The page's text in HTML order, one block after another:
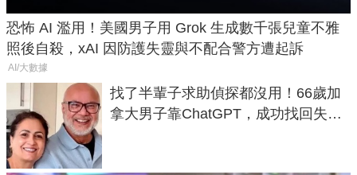
恐怖 AI 濫用！美國男子用 Grok 生成數千張兒童不雅
照後自殺，xAI 因防護失靈與不配合警方遭起訴
AI/大數據
找了半輩子求助偵探都沒用！66歲加
拿大男子靠ChatGPT，成功找回失散